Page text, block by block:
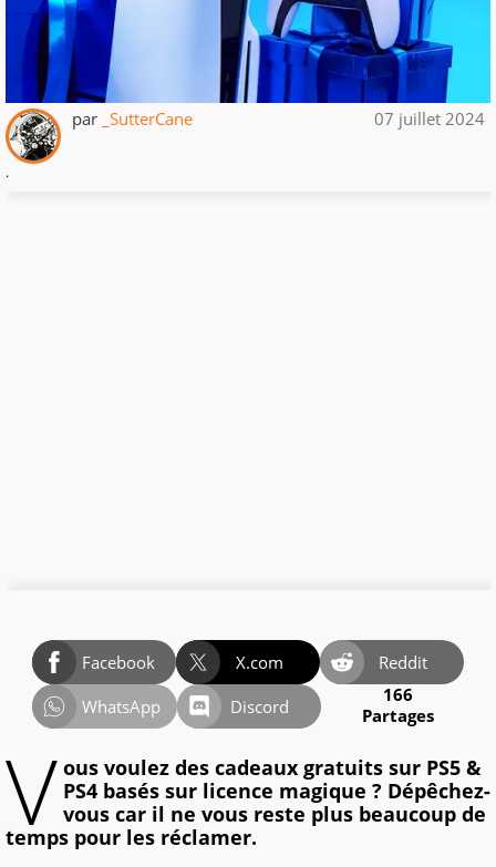
par _SutterCane 07 juillet 2024
.
Facebook X.com
Reddit
WhatsApp
Discord
166
Partages
V ous voulez des cadeaux gratuits sur PS5 &
PS4 basés sur licence magique ? Dépêchez-
vous car il ne vous reste plus beaucoup de
temps pour les réclamer.